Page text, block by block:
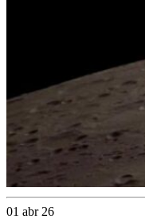
01 abr 26